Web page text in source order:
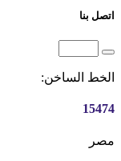
اتصل بنا
الخط الساخن:
15474
مصر